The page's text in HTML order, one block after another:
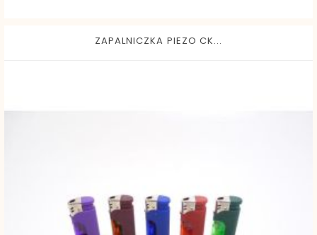
ZAPALNICZKA PIEZO CK...